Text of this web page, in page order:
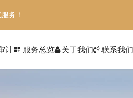
务！
计dashboard_customize 服务总览 关于我们 联系我们